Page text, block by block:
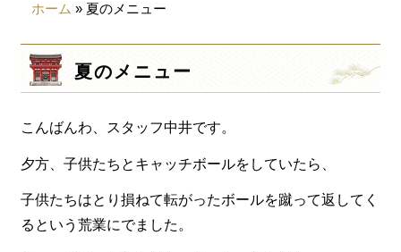
価格から選ぶ
~999円
1,000~1,999円
2,000~2,999円
3,000~3999円
4,000~7999円
ホーム » 夏のメニュー
夏のメニュー
こんばんわ、スタッフ中井です。
夕方、子供たちとキャッチボールをしていたら、
子供たちはとり損ねて転がったボールを蹴って返してく
るという荒業にでました。